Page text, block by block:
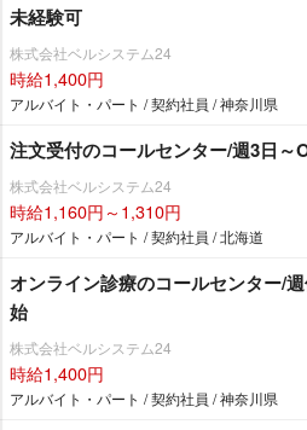
未経験可
株式会社ベルシステム24
時給1,400円
アルバイト・パート / 契約社員 / 神奈川県
注文受付のコールセンター/週3日
株式会社ベルシステム24
時給1,160円～1,310円
アルバイト・パート / 契約社員 / 北海道
オンライン診療のコールセンター/
始
株式会社ベルシステム24
時給1,400円
アルバイト・パート / 契約社員 / 神奈川県